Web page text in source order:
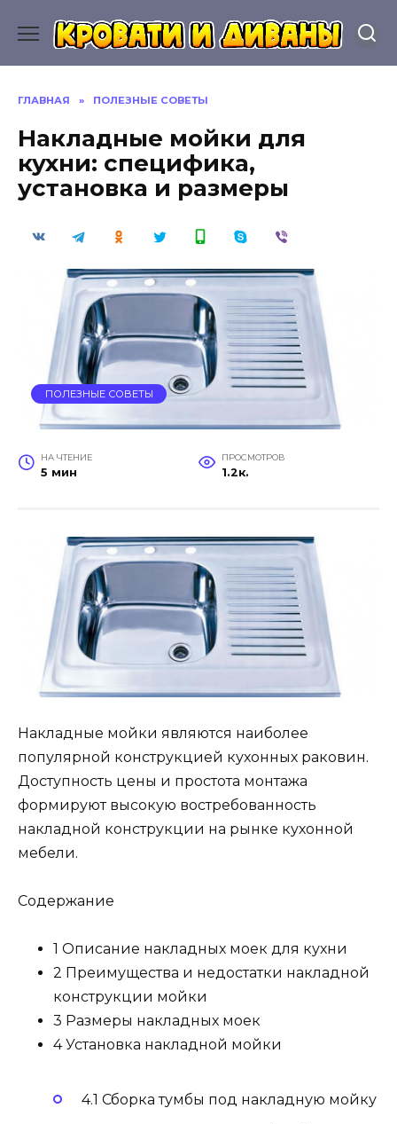
содержанию
ГЛАВНАЯ » ПОЛЕЗНЫЕ СОВЕТЫ
Накладные мойки для
кухни: специфика,
установка и размеры
ПОЛЕЗНЫЕ СОВЕТЫ
НА ЧТЕНИЕ
5 мин
ПРОСМОТРОВ
1.2к.
Накладные мойки являются наиболее
популярной конструкцией кухонных раковин.
Доступность цены и простота монтажа
формируют высокую востребованность
накладной конструкции на рынке кухонной
мебели.
Содержание
1 Описание накладных моек для кухни
2 Преимущества и недостатки накладной
конструкции мойки
3 Размеры накладных моек
4 Установка накладной мойки
4.1 Сборка тумбы под накладную мойку